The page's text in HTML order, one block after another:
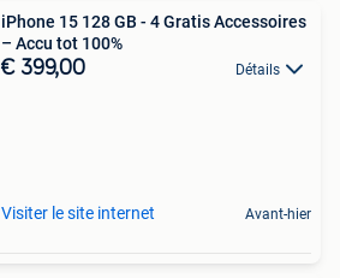
iPhone 15 128 GB - 4 Gratis Accessoires
– Accu tot 100%
€ 399,00 Détails
Visiter le site internet Avant-hier